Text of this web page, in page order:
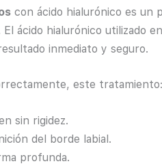
con ácido hialurónico es un
El ácido hialurónico utilizado
inmediato y seguro.
este tratamiento:
sin rigidez.
del borde labial.
profunda.